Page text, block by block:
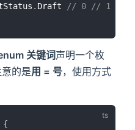
. Draft
// 0 // 1 // 2
关键词声明一个枚
的是用 = 号，使用方式
{